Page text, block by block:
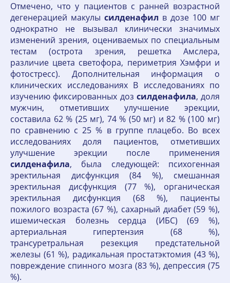
Отмечено, что у пациентов с ранней возрастной
дегенерацией макулы силденафил в дозе 100 мг
однократно не вызывал клинически значимых
изменений зрения, оцениваемых по специальным
тестам (острота зрения, решетка Амслера,
различие цвета светофора, периметрия Хэмфри и
фотостресс). Дополнительная информация о
клинических исследованиях В исследованиях по
изучению фиксированных доз силденафила, доля
мужчин, отметивших улучшение эрекции,
составила 62 % (25 мг), 74 % (50 мг) и 82 % (100 мг)
по сравнению с 25 % в группе плацебо. Во всех
исследованиях доля пациентов, отметивших
улучшение эрекции после применения
силденафила, была следующей: психогенная
эректильная дисфункция (84 %), смешанная
эректильная дисфункция (77 %), органическая
эректильная дисфункция (68 %), пациенты
пожилого возраста (67 %), сахарный диабет (59 %),
ишемическая болезнь сердца (ИБС) (69 %),
артериальная гипертензия (68 %),
трансуретральная резекция предстательной
железы (61 %), радикальная простатэктомия (43 %),
повреждение спинного мозга (83 %), депрессия (75
%).